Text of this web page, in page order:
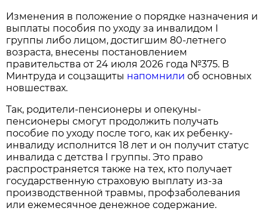
Изменения в положение о порядке назначения и
выплаты пособия по уходу за инвалидом I
группы либо лицом, достигшим 80-летнего
возраста, внесены постановлением
правительства от 24 июля 2026 года №375. В
Минтруда и соцзащиты напомнили об основных
новшествах.
Так, родители-пенсионеры и опекуны-
пенсионеры смогут продолжить получать
пособие по уходу после того, как их ребенку-
инвалиду исполнится 18 лет и он получит статус
инвалида с детства I группы. Это право
распространяется также на тех, кто получает
государственную страховую выплату из-за
производственной травмы, профзаболевания
или ежемесячное денежное содержание.